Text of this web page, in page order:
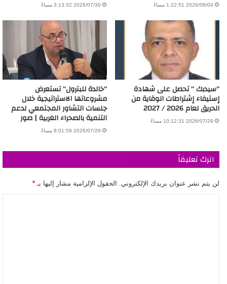
2026/08/04 1:22:51 مساءً 2026/07/30 3:13:32 مساءً
“سيدبك ” تحصل على شهادة
إستيفاء إشتراطات الوقاية من
الحريق لعام 2026 / 2027
2026/07/29 10:12:31 مساءً
“خالدة للبترول” تستعرض
مشروعاتها الاستراتيجية خلال
جلسات التشاور المجتمعي لدعم
التنمية بالصحراء الغربية | صور
2026/07/29 8:01:59 مساءً
اترك تعليقاً
لن يتم نشر عنوان بريدك الإلكتروني. الحقول الإلزامية مشار إليها بـ *